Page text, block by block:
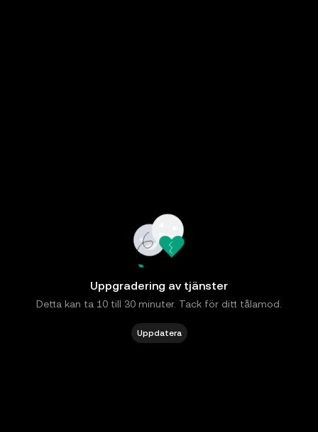
Uppgradering av tjänster
Detta kan ta 10 till 30 minuter. Tack för ditt tålamod.
Uppdatera